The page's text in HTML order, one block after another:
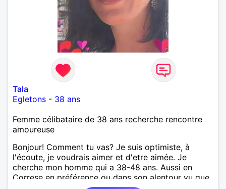
Tala
Egletons - 38 ans
Femme célibataire de 38 ans recherche rencontre
amoureuse
Bonjour! Comment tu vas? Je suis optimiste, à
l'écoute, je voudrais aimer et d'etre aimée. Je
cherche mon homme qui a 38-48 ans. Aussi en
Correse en préférence ou dans son alentour vu que